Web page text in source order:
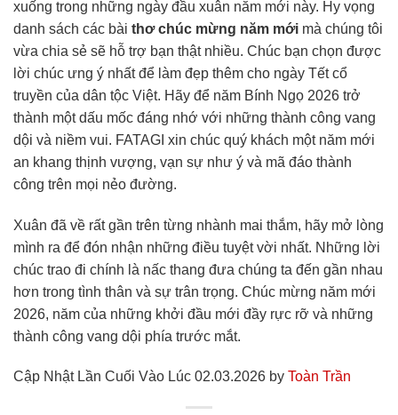
xuống trong những ngày đầu xuân năm mới này. Hy vọng
danh sách các bài thơ chúc mừng năm mới mà chúng tôi
vừa chia sẻ sẽ hỗ trợ bạn thật nhiều. Chúc bạn chọn được
lời chúc ưng ý nhất để làm đẹp thêm cho ngày Tết cổ
truyền của dân tộc Việt. Hãy để năm Bính Ngọ 2026 trở
thành một dấu mốc đáng nhớ với những thành công vang
dội và niềm vui. FATAGI xin chúc quý khách một năm mới
an khang thịnh vượng, vạn sự như ý và mã đáo thành
công trên mọi nẻo đường.
Xuân đã về rất gần trên từng nhành mai thắm, hãy mở lòng
mình ra để đón nhận những điều tuyệt vời nhất. Những lời
chúc trao đi chính là nấc thang đưa chúng ta đến gần nhau
hơn trong tình thân và sự trân trọng. Chúc mừng năm mới
2026, năm của những khởi đầu mới đầy rực rỡ và những
thành công vang dội phía trước mắt.
Cập Nhật Lần Cuối Vào Lúc 02.03.2026 by Toàn Trần